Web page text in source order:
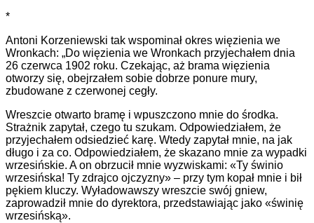
*
Antoni Korzeniewski tak wspominał okres więzienia we
Wronkach: „Do więzienia we Wronkach przyjechałem dnia
26 czerwca 1902 roku. Czekając, aż brama więzienia
otworzy się, obejrzałem sobie dobrze ponure mury,
zbudowane z czerwonej cegły.
Wreszcie otwarto bramę i wpuszczono mnie do środka.
Strażnik zapytał, czego tu szukam. Odpowiedziałem, że
przyjechałem odsiedzieć karę. Wtedy zapytał mnie, na jak
długo i za co. Odpowiedziałem, że skazano mnie za wypadki
wrzesińskie. A on obrzucił mnie wyzwiskami: «Ty świnio
wrzesińska! Ty zdrajco ojczyzny» – przy tym kopał mnie i bił
pękiem kluczy. Wyładowawszy wreszcie swój gniew,
zaprowadził mnie do dyrektora, przedstawiając jako «świnię
wrzesińską».